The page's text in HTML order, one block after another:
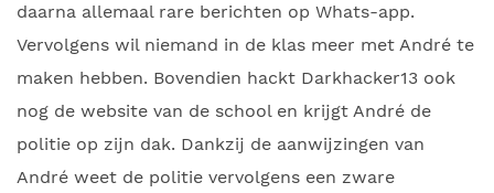
daarna allemaal rare berichten op Whats-app.
Vervolgens wil niemand in de klas meer met André te
maken hebben. Bovendien hackt Darkhacker13 ook
nog de website van de school en krijgt André de
politie op zijn dak. Dankzij de aanwijzingen van
André weet de politie vervolgens een zware